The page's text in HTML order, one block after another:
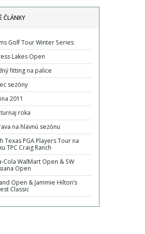
ČLÁNKY
Golf Tour Winter Series
Lakes Open
fitting na palice
sezóny
2011
turnaj roka
na hlavnú sezónu
Texas PGA Players Tour na
TPC Craig Ranch
Cola WalMart Open & SW
Open
Open & Jammie Hilton’s
Classic